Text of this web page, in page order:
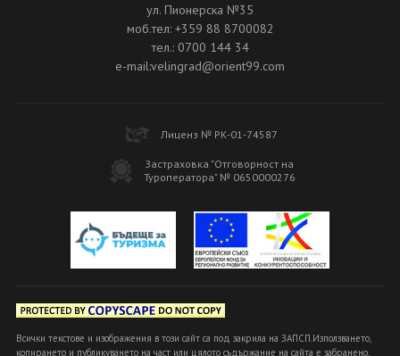
ул. Пионерска №35
моб.тел: +359 88 8700082
тел.: 0700 144 34
e-mail:velingrad@orient99.com
Лиценз № РК-01-74587
Застраховка "Отговорност на
Туроператора" № 0650000276
Всички текстове и изображения в този сайт са под закрила на ЗАПСП.Използването,
копирането и публикуването на част или цялото съдържание на сайта е забранено.